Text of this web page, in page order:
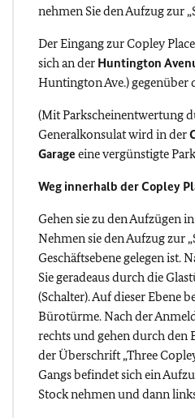
nehmen Sie den Aufzug zur
Der Eingang zur Copley
sich an der Huntington
Huntington Ave.) gegenüber
(Mit Parkscheinentwertung
Generalkonsulat wird in der
Garage eine vergünstigte
Weg innerhalb der Copley
Gehen sie zu den Aufzügen
Nehmen sie den Aufzug zur
Geschäftsebene gelegen ist.
Sie geradeaus durch die
(Schalter). Auf dieser Ebene
Bürotürme. Nach der
rechts und gehen durch den
der Überschrift „Three
Gangs befindet sich ein
Stock nehmen und dann